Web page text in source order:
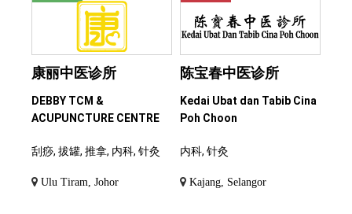
康丽中医诊所
DEBBY TCM &
ACUPUNCTURE CENTRE
刮痧, 拔罐, 推拿, 内科, 针灸
Ulu Tiram, Johor
陈宝春中医诊所
Kedai Ubat dan Tabib Cina
Poh Choon
内科, 针灸
Kajang, Selangor